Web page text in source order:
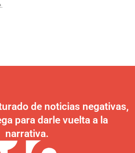
de noticias negativas,
para darle vuelta a la
narrativa.